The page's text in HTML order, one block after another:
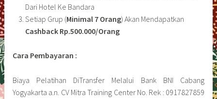
Dari Hotel Ke Bandara
Setiap Grup (Minimal 7 Orang) Akan Mendapatkan
Cashback Rp.500.000/Orang
Cara Pembayaran :
Biaya Pelatihan DiTransfer Melalui Bank BNI Cabang
Yogyakarta a.n. CV Mitra Training Center No. Rek : 0917827859